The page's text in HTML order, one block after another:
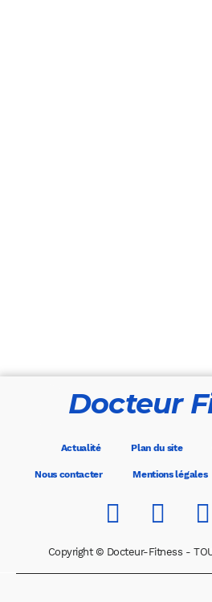
Docteur
Actualité Plan du site
Nous contacter Mentions légales
Copyright © Docteur-Fitness -